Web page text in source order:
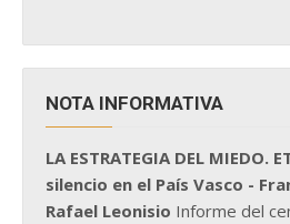
NOTA INFORMATIVA
LA ESTRATEGIA DEL MIEDO.
silencio en el País Vasco -
Rafael Leonisio Informe del